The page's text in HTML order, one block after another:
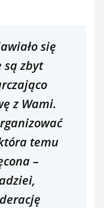
się
są zbyt
z Wami.
temu
–